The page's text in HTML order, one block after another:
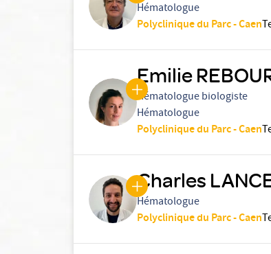
Hématologue
Polyclinique du Parc - Caen
Emilie
Hématologue biologiste
Hématologue
Polyclinique du Parc - Caen
Charles
Hématologue
Polyclinique du Parc - Caen